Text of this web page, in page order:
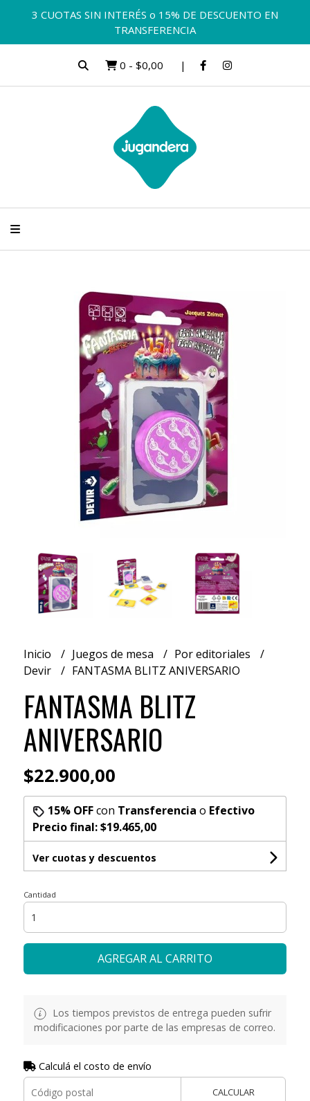
3 CUOTAS SIN INTERÉS o 15% DE DESCUENTO EN
TRANSFERENCIA
0 - $0,00
Inicio Juegos de mesa
Por editoriales
Devir
FANTASMA BLITZ ANIVERSARIO
FANTASMA BLITZ
ANIVERSARIO
$22.900,00
15% OFFcon Transferencia o Efectivo
Precio final:$19.465,00
Ver cuotas y descuentos
Cantidad
AGREGAR AL CARRITO
Los tiempos previstos de entrega pueden sufrir
modificaciones por parte de las empresas de correo.
Calculá el costo de envío
CALCULAR